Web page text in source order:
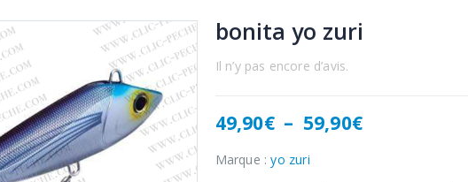
bonita yo zuri
Il n’y pas encore d’avis.
49,90€ – 59,90€Plage
Marque :yo zuri